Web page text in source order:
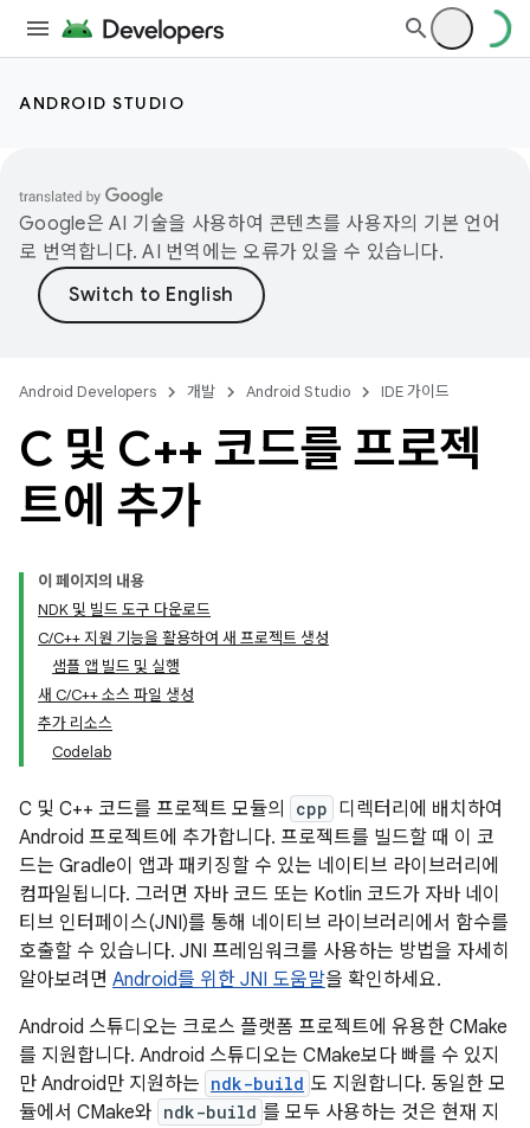
ANDROID STUDIO
Google은 AI 기술을 사용하여 콘텐츠를 사용자의 기본 언어
로 번역합니다. AI 번역에는 오류가 있을 수 있습니다.
Android Developers 개발 Android Studio IDE 가이드
C 및 C++ 코드를 프로젝
트에 추가
이 페이지의 내용
NDK 및 빌드 도구 다운로드
C/C++ 지원 기능을 활용하여 새 프로젝트 생성
샘플 앱 빌드 및 실행
새 C/C++ 소스 파일 생성
추가 리소스
Codelab
C 및 C++ 코드를 프로젝트 모듈의 cpp 디렉터리에 배치하여
Android 프로젝트에 추가합니다. 프로젝트를 빌드할 때 이 코
드는 Gradle이 앱과 패키징할 수 있는 네이티브 라이브러리에
컴파일됩니다. 그러면 자바 코드 또는 Kotlin 코드가 자바 네이
티브 인터페이스(JNI)를 통해 네이티브 라이브러리에서 함수를
호출할 수 있습니다. JNI 프레임워크를 사용하는 방법을 자세히
알아보려면 Android를 위한 JNI 도움말을 확인하세요.
Android 스튜디오는 크로스 플랫폼 프로젝트에 유용한 CMake
를 지원합니다. Android 스튜디오는 CMake보다 빠를 수 있지
만 Android만 지원하는 ndk-build 도 지원합니다. 동일한 모
듈에서 CMake와 ndk-build 를 모두 사용하는 것은 현재 지